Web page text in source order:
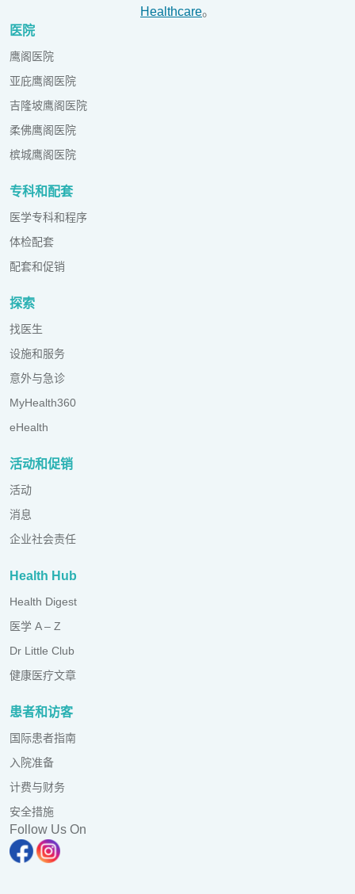
Healthcare。
医院
鹰阁医院
亚庇鹰阁医院
吉隆坡鹰阁医院
柔佛鹰阁医院
槟城鹰阁医院
专科和配套
医学专科和程序
体检配套
配套和促销
探索
找医生
设施和服务
意外与急诊
MyHealth360
eHealth
活动和促销
活动
消息
企业社会责任
Health Hub
Health Digest
医学 A – Z
Dr Little Club
健康医疗文章
患者和访客
国际患者指南
入院准备
计费与财务
安全措施
Follow Us On